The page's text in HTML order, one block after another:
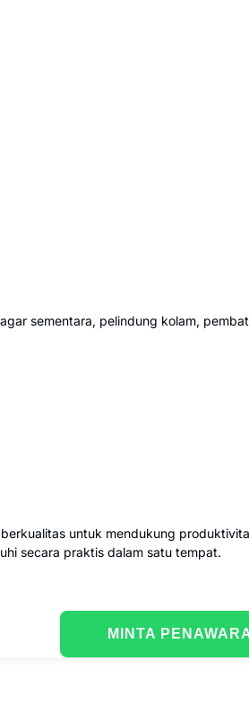
sementara, pelindung kolam,
untuk mendukung
secara praktis dalam satu tempat.
MINTA